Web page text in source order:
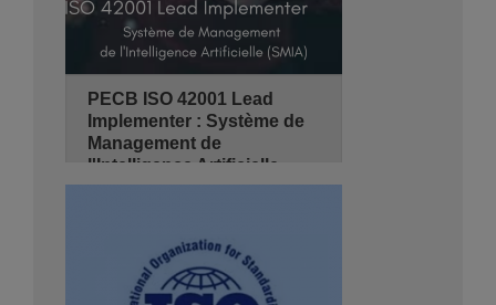
PECB ISO 42001 Lead
Implementer : Système de
Management de
l'Intelligence Artificielle
(SMIA)
de 08:30 - 14:00
Hyatt Regency Algiers